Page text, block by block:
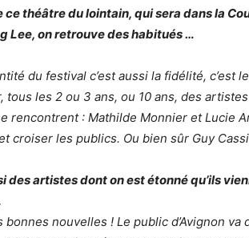
ce théâtre du lointain, qui sera dans la
Lee, on retrouve des habitués …
du festival c’est aussi la fidélité,
tous les 2 ou 3 ans, ou 10 ans, des
rencontrent : Mathilde Monnier et Lucie
croiser les publics. Ou bien sûr Guy
des artistes dont on est étonné qu’ils
bonnes nouvelles ! Le public d’Avignon